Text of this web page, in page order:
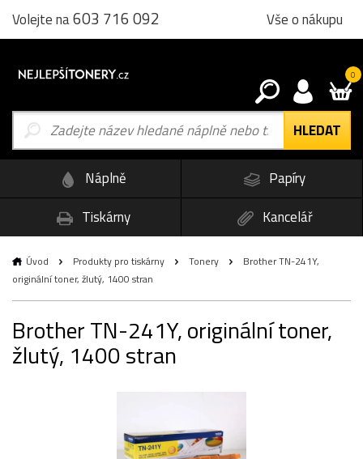
Volejte na603 716 092 Vše o nákupu
0
Náplně
Papíry
Tiskárny
Kancelář
Úvod Produkty pro tiskárny Tonery
Brother TN-241Y,
originální toner, žlutý, 1400 stran
Brother TN-241Y, originální toner,
žlutý, 1400 stran